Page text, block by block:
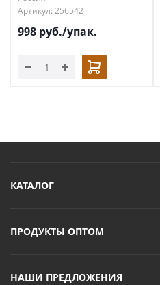
Артикул: 256542
998 руб./упак.
КАТАЛОГ
ПРОДУКТЫ ОПТОМ
НАШИ ПРЕДЛОЖЕНИЯ